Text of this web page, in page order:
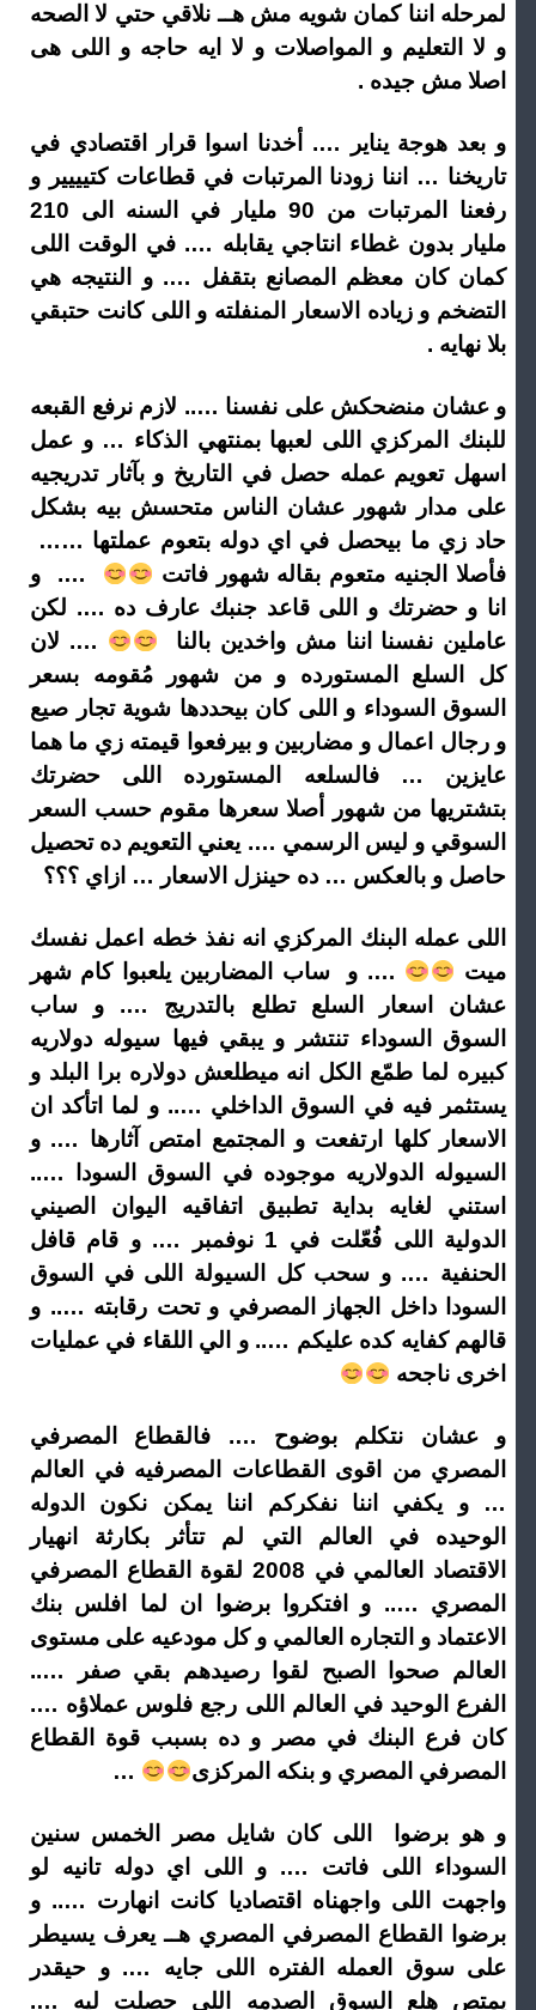
لمرحله اننا كمان شويه مش هــ نلاقي حتي لا الصحه
و لا التعليم و المواصلات و لا ايه حاجه و اللى هى
اصلا مش جيده .
و بعد هوجة يناير …. أخدنا اسوا قرار اقتصادي في
تاريخنا … اننا زودنا المرتبات في قطاعات كتيييير و
رفعنا المرتبات من 90 مليار في السنه الى 210
مليار بدون غطاء انتاجي يقابله …. في الوقت اللى
كمان كان معظم المصانع بتقفل …. و النتيجه هي
التضخم و زياده الاسعار المنفلته و اللى كانت حتبقي
بلا نهايه .
و عشان منضحكش على نفسنا ….. لازم نرفع القبعه
للبنك المركزي اللى لعبها بمنتهي الذكاء … و عمل
اسهل تعويم عمله حصل في التاريخ و بآثار تدريجيه
على مدار شهور عشان الناس متحسش بيه بشكل
حاد زي ما بيحصل في اي دوله بتعوم عملتها ……
فأصلا الجنيه متعوم بقاله شهور فاتت
…. و
انا و حضرتك و اللى قاعد جنبك عارف ده …. لكن
عاملين نفسنا اننا مش واخدين بالنا
…. لان
كل السلع المستورده و من شهور مُقومه بسعر
السوق السوداء و اللى كان بيحددها شوية تجار صيع
و رجال اعمال و مضاربين و بيرفعوا قيمته زي ما هما
عايزين … فالسلعه المستورده اللى حضرتك
بتشتريها من شهور أصلا سعرها مقوم حسب السعر
السوقي و ليس الرسمي …. يعني التعويم ده تحصيل
حاصل و بالعكس … ده حينزل الاسعار … ازاي ؟؟؟
اللى عمله البنك المركزي انه نفذ خطه اعمل نفسك
ميت
…. و ساب المضاربين يلعبوا كام شهر
عشان اسعار السلع تطلع بالتدريج …. و ساب
السوق السوداء تنتشر و يبقي فيها سيوله دولاريه
كبيره لما طمّع الكل انه ميطلعش دولاره برا البلد و
يستثمر فيه في السوق الداخلي ….. و لما اتأكد ان
الاسعار كلها ارتفعت و المجتمع امتص آثارها …. و
السيوله الدولاريه موجوده في السوق السودا …..
استني لغايه بداية تطبيق اتفاقيه اليوان الصيني
الدولية اللى فُعّلت في 1 نوفمبر …. و قام قافل
الحنفية …. و سحب كل السيولة اللى في السوق
السودا داخل الجهاز المصرفي و تحت رقابته ….. و
قالهم كفايه كده عليكم ….. و الي اللقاء في عمليات
اخرى ناجحه
و عشان نتكلم بوضوح …. فالقطاع المصرفي
المصري من اقوى القطاعات المصرفيه في العالم
… و يكفي اننا نفكركم اننا يمكن نكون الدوله
الوحيده في العالم التي لم تتأثر بكارثة انهيار
الاقتصاد العالمي في 2008 لقوة القطاع المصرفي
المصري ….. و افتكروا برضوا ان لما افلس بنك
الاعتماد و التجاره العالمي و كل مودعيه على مستوى
العالم صحوا الصبح لقوا رصيدهم بقي صفر …..
الفرع الوحيد في العالم اللى رجع فلوس عملاؤه ….
كان فرع البنك في مصر و ده بسبب قوة القطاع
المصرفي المصري و بنكه المركزى
…
و هو برضوا اللى كان شايل مصر الخمس سنين
السوداء اللى فاتت …. و اللى اي دوله تانيه لو
واجهت اللى واجهناه اقتصاديا كانت انهارت ….. و
برضوا القطاع المصرفي المصري هــ يعرف يسيطر
على سوق العمله الفتره اللى جايه …. و حيقدر
يمتص هلع السوق الصدمه اللى حصلت ليه ….